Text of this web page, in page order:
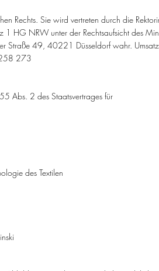
Rechts. Sie wird vertreten durch die
HG NRW unter der Rechtsaufsicht des
Straße 49, 40221 Düsseldorf wahr.
258 273
Abs. 2 des Staatsvertrages für
des Textilen